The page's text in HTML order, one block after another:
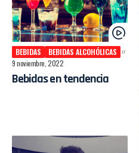
BEBIDAS
BEBIDAS ALCOHÓLICAS
9 noviembre, 2022
Bebidas en tendencia